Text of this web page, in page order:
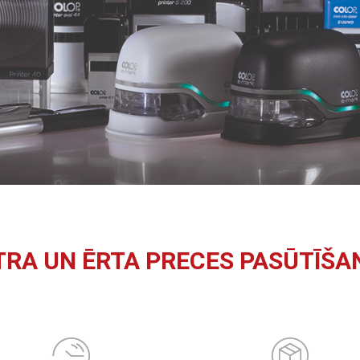
UN ĒRTA PRECES